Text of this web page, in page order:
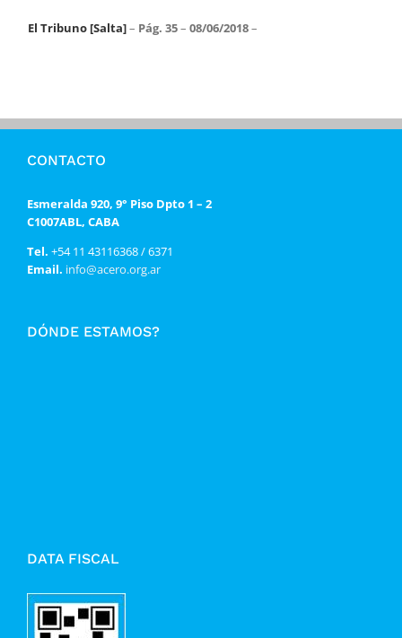
El Tribuno [Salta]– Pág. 35– 08/06/2018–
CONTACTO
Esmeralda 920, 9° Piso Dpto 1 – 2
C1007ABL, CABA
Tel. +54 11 43116368 / 6371
Email. info@acero.org.ar
DÓNDE ESTAMOS?
DATA FISCAL